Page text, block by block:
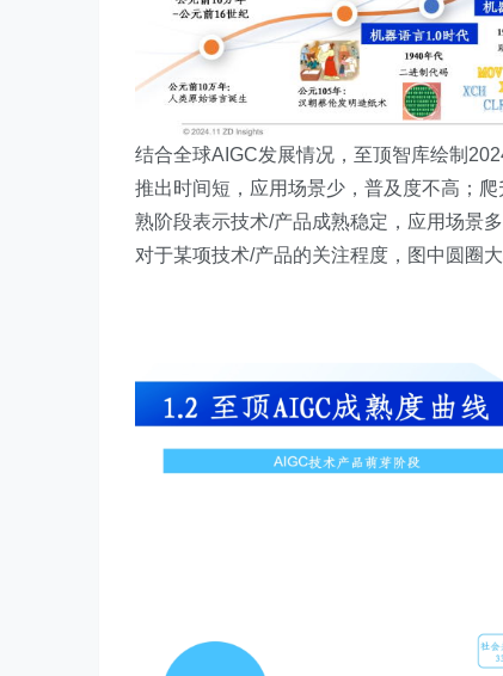
结合全球AIGC发展情况，至顶智库绘制
推出时间短，应用场景少，普及度不高；
熟阶段表示技术/产品成熟稳定，应用场景
对于某项技术/产品的关注程度，图中圆圈